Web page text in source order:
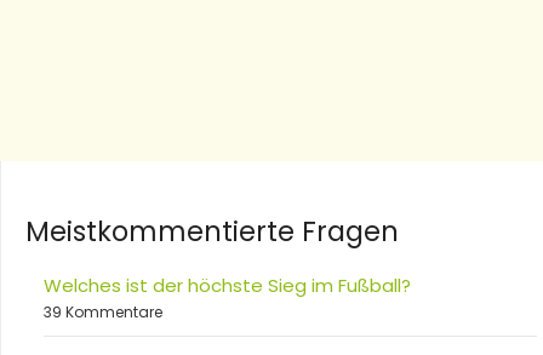
Meistkommentierte Fragen
Welches ist der höchste Sieg im Fußball?
39 Kommentare